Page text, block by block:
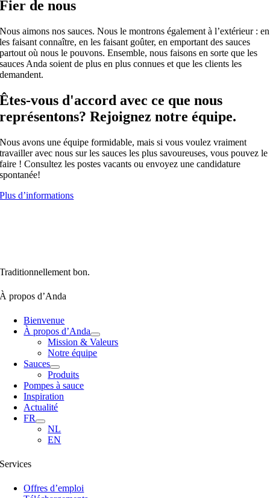
Fier de nous
Nous aimons nos sauces. Nous le montrons également à l’extérieur : en
les faisant connaître, en les faisant goûter, en emportant des sauces
partout où nous le pouvons. Ensemble, nous faisons en sorte que les
sauces Anda soient de plus en plus connues et que les clients les
demandent.
Êtes-vous d'accord avec ce que nous
représentons? Rejoignez notre équipe.
Nous avons une équipe formidable, mais si vous voulez vraiment
travailler avec nous sur les sauces les plus savoureuses, vous pouvez le
faire ! Consultez les postes vacants ou envoyez une candidature
spontanée!
Plus d’informations
Traditionnellement bon.
À propos d’Anda
Bienvenue
À propos d’Anda
Mission & Valeurs
Notre équipe
Sauces
Produits
Pompes à sauce
Inspiration
Actualité
FR
NL
EN
Services
Offres d’emploi